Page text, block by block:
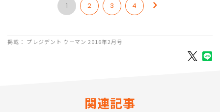
1 2 3 4
掲載： プレジデント ウーマン 2016年2月号
関連記事